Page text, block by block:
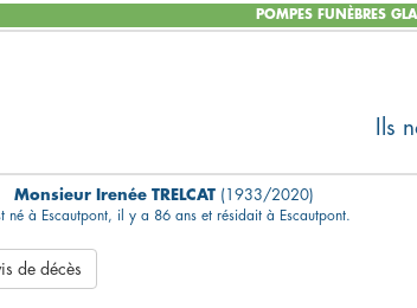
POMPES FUNÈBRES
Ils
Monsieur Irenée TRELCAT (1933/2020)
né à Escautpont, il y a 86 ans et résidait à Escautpont.
de décès